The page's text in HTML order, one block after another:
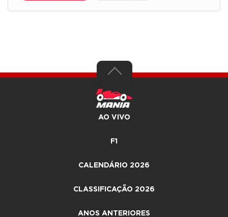
AO VIVO
F1
CALENDÁRIO 2026
CLASSIFICAÇÃO 2026
ANOS ANTERIORES